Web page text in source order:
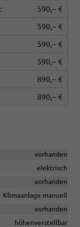
590,– €
590,– €
590,– €
590,– €
890,– €
890,– €
vorhanden
elektrisch
vorhanden
Klimaanlage manuell
vorhanden
höhenverstellbar